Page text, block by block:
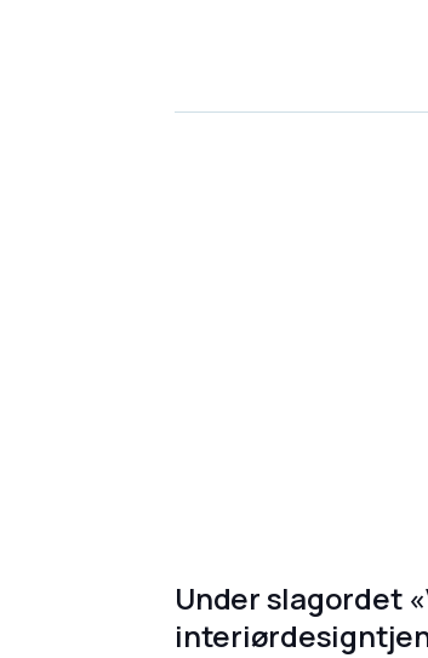
Under slagordet